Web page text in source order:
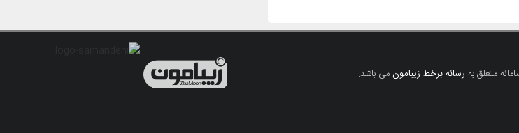
متعلق به رسانه برخط زیبامونمی باشد.